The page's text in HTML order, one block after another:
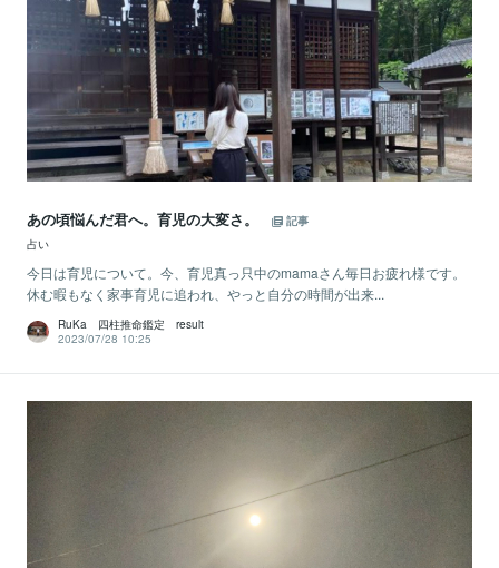
あの頃悩んだ君へ。育児の大変さ。
記事
占い
今日は育児について。今、育児真っ只中のmamaさん毎日お疲れ様です。
休む暇もなく家事育児に追われ、やっと自分の時間が出来...
RuKa 四柱推命鑑定 result
2023/07/28 10:25